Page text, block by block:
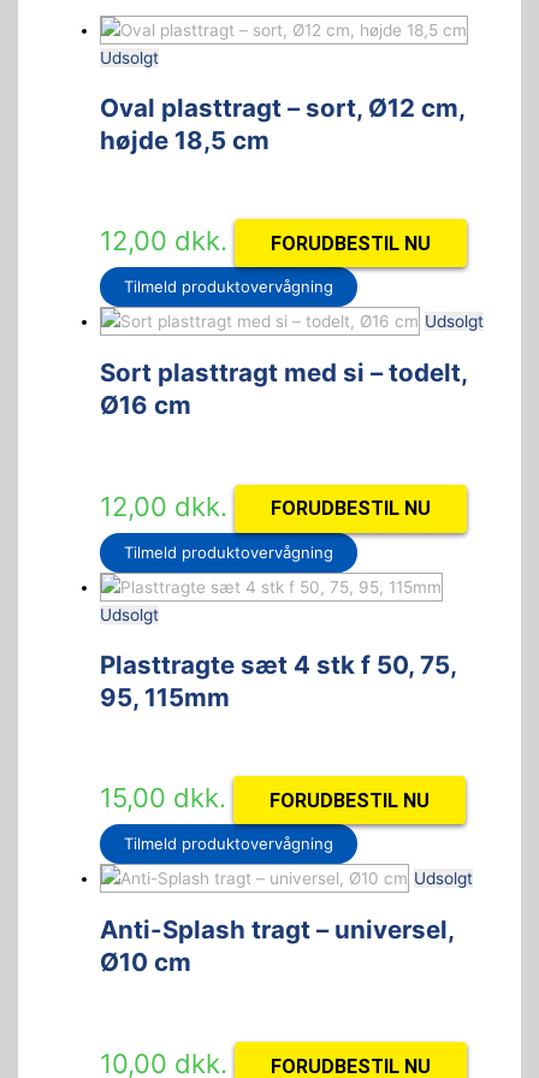
Udsolgt
Oval plasttragt – sort, Ø12 cm,
højde 18,5 cm
12,00 dkk. FORUDBESTIL NU
Tilmeld produktovervågning
Udsolgt
Sort plasttragt med si – todelt,
Ø16 cm
12,00 dkk. FORUDBESTIL NU
Tilmeld produktovervågning
Udsolgt
Plasttragte sæt 4 stk f 50, 75,
95, 115mm
15,00 dkk. FORUDBESTIL NU
Tilmeld produktovervågning
Udsolgt
Anti-Splash tragt – universel,
Ø10 cm
10,00 dkk. FORUDBESTIL NU